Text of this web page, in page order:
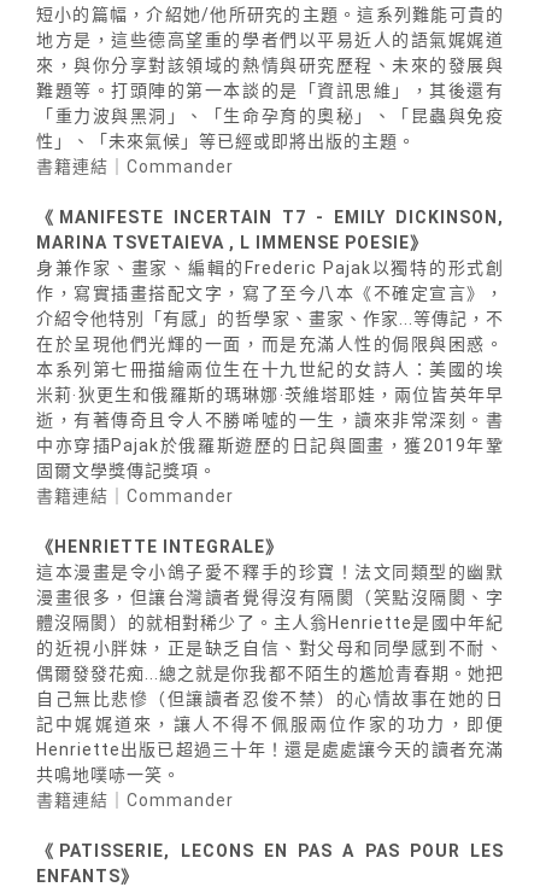
短小的篇幅，介紹她/他所研究的主題。這系列難能可貴的
地方是，這些德高望重的學者們以平易近人的語氣娓娓道
來，與你分享對該領域的熱情與研究歷程、未來的發展與
難題等。打頭陣的第一本談的是「資訊思維」，其後還有
「重力波與黑洞」、「生命孕育的奧秘」、「昆蟲與免疫
性」、「未來氣候」等已經或即將出版的主題。
書籍連結｜Commander
《MANIFESTE INCERTAIN T7 - EMILY DICKINSON,
MARINA TSVETAIEVA , L IMMENSE POESIE》
身兼作家、畫家、編輯的Frederic Pajak以獨特的形式創
作，寫實插畫搭配文字，寫了至今八本《不確定宣言》，
介紹令他特別「有感」的哲學家、畫家、作家...等傳記，不
在於呈現他們光輝的一面，而是充滿人性的侷限與困惑。
本系列第七冊描繪兩位生在十九世紀的女詩人：美國的埃
米莉‧狄更生和俄羅斯的瑪琳娜‧茨維塔耶娃，兩位皆英年早
逝，有著傳奇且令人不勝唏噓的一生，讀來非常深刻。書
中亦穿插Pajak於俄羅斯遊歷的日記與圖畫，獲2019年鞏
固爾文學獎傳記獎項。
書籍連結｜Commander
《HENRIETTE INTEGRALE》
這本漫畫是令小鴿子愛不釋手的珍寶！法文同類型的幽默
漫畫很多，但讓台灣讀者覺得沒有隔閡（笑點沒隔閡、字
體沒隔閡）的就相對稀少了。主人翁Henriette是國中年紀
的近視小胖妹，正是缺乏自信、對父母和同學感到不耐、
偶爾發發花痴...總之就是你我都不陌生的尷尬青春期。她把
自己無比悲慘（但讓讀者忍俊不禁）的心情故事在她的日
記中娓娓道來，讓人不得不佩服兩位作家的功力，即便
Henriette出版已超過三十年！還是處處讓今天的讀者充滿
共鳴地噗哧一笑。
書籍連結｜Commander
《PATISSERIE, LECONS EN PAS A PAS POUR LES
ENFANTS》